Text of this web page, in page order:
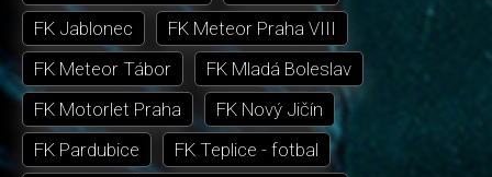
FK Jablonec
FK Meteor Praha VIII
FK Meteor Tábor
FK Mladá Boleslav
FK Motorlet Praha
FK Nový Jičín
FK Pardubice
FK Teplice - fotbal